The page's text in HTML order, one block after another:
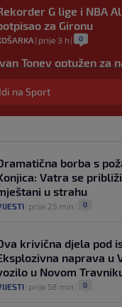
G lige i NBA
za Gironu
| prije 3 h | 0
Toney optužen za
NOGOMET|prije 4 h
Barcelone
Idi na Sport
borba s
Vatra se
u strahu
prije 25 min 0
krivična djela pod
naprava u
u Novom
prije 58 min 0